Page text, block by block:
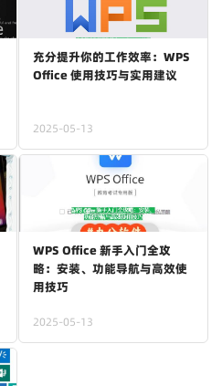
充分提升你的工作效率：WPS
Office 使用技巧与实用建议
2025-05-13
WPS Office 新手入门全攻
略：安装、功能导航与高效使
用技巧
2025-05-13